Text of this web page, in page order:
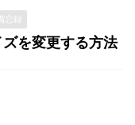
録
を変更する方法